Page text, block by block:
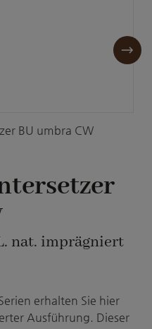
BU umbra CW
nat. imprägniert
erhalten Sie hier
Ausführung. Dieser